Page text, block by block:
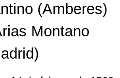
(Amberes)
Montano